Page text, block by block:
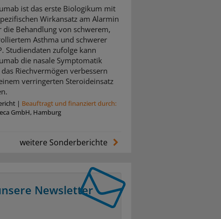
ist das erste Biologikum mit
Wirkansatz am Alarmin
die Behandlung von schwerem,
Asthma und schwerer
Studiendaten zufolge kann
die nasale Symptomatik
Riechvermögen verbessern
verringerten Steroideinsatz
| Beauftragt und ﬁnanziert durch:
GmbH, Hamburg
weitere Sonderberichte
Newsletter